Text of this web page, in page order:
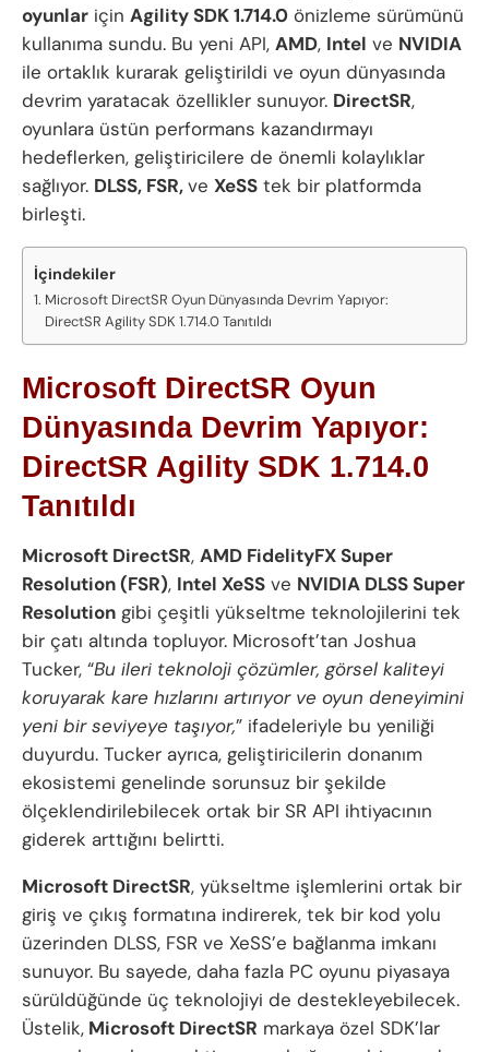
oyunlar için Agility SDK 1.714.0 önizleme sürümünü
kullanıma sundu. Bu yeni API, AMD, Intel ve NVIDIA
ile ortaklık kurarak geliştirildi ve oyun dünyasında
devrim yaratacak özellikler sunuyor. DirectSR,
oyunlara üstün performans kazandırmayı
hedeflerken, geliştiricilere de önemli kolaylıklar
sağlıyor. DLSS, FSR,ve XeSS tek bir platformda
birleşti.
İçindekiler
Microsoft DirectSR Oyun Dünyasında Devrim Yapıyor:
DirectSR Agility SDK 1.714.0 Tanıtıldı
Microsoft DirectSR Oyun
Dünyasında Devrim Yapıyor:
DirectSR Agility SDK 1.714.0
Tanıtıldı
Microsoft DirectSR, AMD FidelityFX Super
Resolution (FSR), Intel XeSS ve NVIDIA DLSS Super
Resolution gibi çeşitli yükseltme teknolojilerini tek
bir çatı altında topluyor. Microsoft’tan Joshua
Tucker, “Bu ileri teknoloji çözümler, görsel kaliteyi
koruyarak kare hızlarını artırıyor ve oyun deneyimini
yeni bir seviyeye taşıyor,” ifadeleriyle bu yeniliği
duyurdu. Tucker ayrıca, geliştiricilerin donanım
ekosistemi genelinde sorunsuz bir şekilde
ölçeklendirilebilecek ortak bir SR API ihtiyacının
giderek arttığını belirtti.
Microsoft DirectSR, yükseltme işlemlerini ortak bir
giriş ve çıkış formatına indirerek, tek bir kod yolu
üzerinden DLSS, FSR ve XeSS’e bağlanma imkanı
sunuyor. Bu sayede, daha fazla PC oyunu piyasaya
sürüldüğünde üç teknolojiyi de destekleyebilecek.
Üstelik, Microsoft DirectSR markaya özel SDK’lar